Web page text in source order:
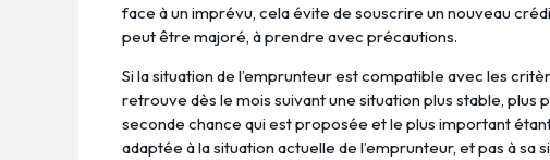
face à un imprévu, cela évite de souscrire un nouveau
peut être majoré, à prendre avec précautions.
Si la situation de l’emprunteur est compatible avec les
retrouve dès le mois suivant une situation plus stable, plus
seconde chance qui est proposée et le plus important
adaptée à la situation actuelle de l’emprunteur, et pas à sa